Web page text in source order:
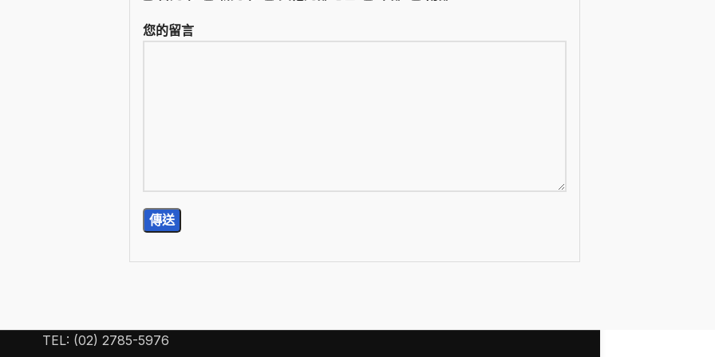
您的留言
TEL: (02) 2785-5976